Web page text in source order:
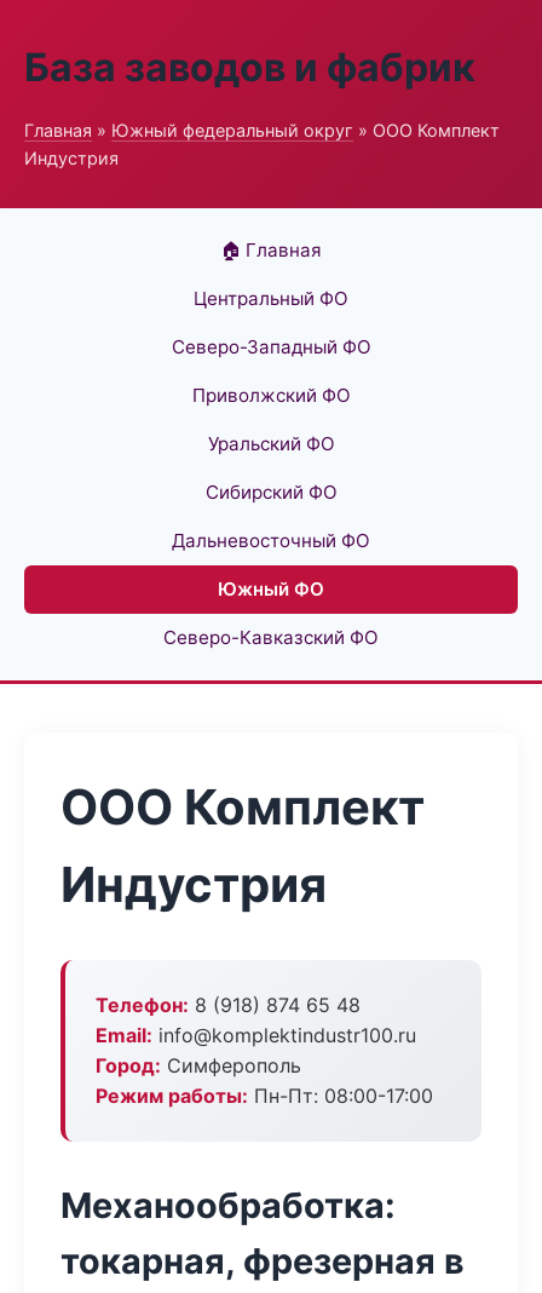
База заводов и фабрик
Главная » Южный федеральный округ » ООО Комплект
Индустрия
🏠 Главная
Центральный ФО
Северо-Западный ФО
Приволжский ФО
Уральский ФО
Сибирский ФО
Дальневосточный ФО
Южный ФО
Северо-Кавказский ФО
ООО Комплект
Индустрия
Телефон: 8 (918) 874 65 48
Email: info@komplektindustr100.ru
Город: Симферополь
Режим работы: Пн-Пт: 08:00-17:00
Механообработка:
токарная, фрезерная в